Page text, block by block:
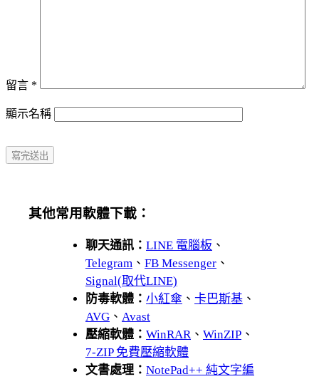
留言 *
顯示名稱
其他常用軟體下載：
聊天通訊： LINE 電腦板 、
Telegram 、 FB Messenger 、
Signal(取代LINE)
防毒軟體： 小紅傘 、 卡巴斯基 、
AVG 、 Avast
壓縮軟體： WinRAR、 WinZIP 、
7-ZIP 免費壓縮軟體
文書處理： NotePad++ 純文字編